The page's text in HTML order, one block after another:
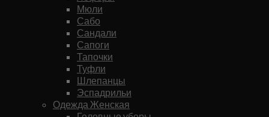
Мюли
Сабо
Сандали
Сапоги
Тапочки
Туфли
Шлепанцы
Эспадрильи
Одежда Женская